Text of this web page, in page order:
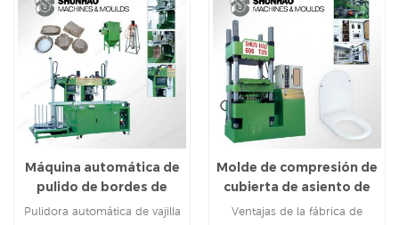
Máquina automática de
pulido de bordes de
vajilla de melamina
Pulidora automática de vajilla
Molde de compresión de
cubierta de asiento de
inodoro de urea
Ventajas de la fábrica de